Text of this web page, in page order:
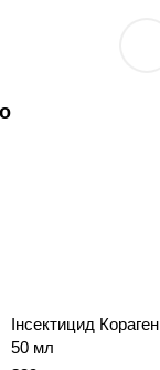
Інсектицид Кораген
50 мл